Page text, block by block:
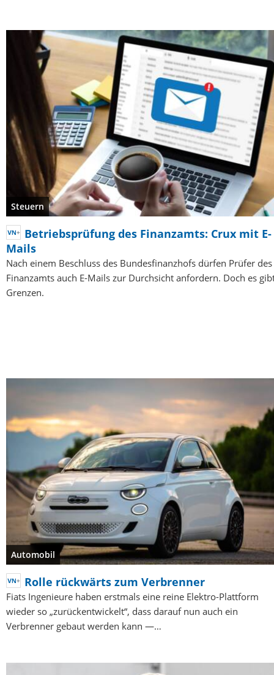
Steuern
Betriebsprüfung des Finanzamts: Crux mit E-
Mails
Nach einem Beschluss des Bundesfinanzhofs dürfen Prüfer des
Finanzamts auch E-Mails zur Durchsicht anfordern. Doch es
Grenzen.
Automobil
Rolle rückwärts zum Verbrenner
Fiats Ingenieure haben erstmals eine reine Elektro-Plattform
wieder so „zurückentwickelt“, dass darauf nun auch ein
Verbrenner gebaut werden kann —…